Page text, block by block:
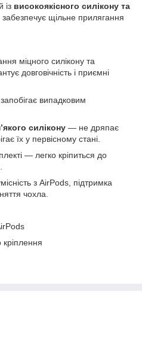
із високоякісного силікону та
забезпечує щільне прилягання
міцного силікону та
довговічність і приємні
запобігає випадковим
силікону — не дряпає
їх у первісному стані.
— легко кріпиться до
з AirPods, підтримка
чохла.
кріплення